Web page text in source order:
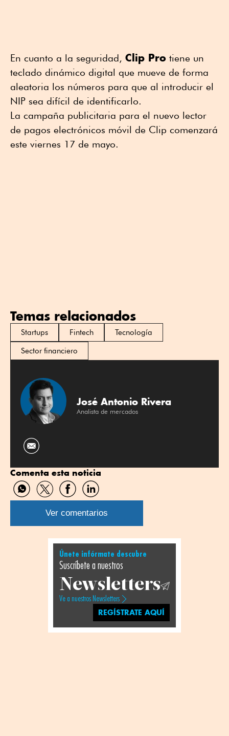
En cuanto a la seguridad, Clip Pro tiene un
teclado dinámico digital que mueve de forma
aleatoria los números para que al introducir el
NIP sea difícil de identificarlo.
La campaña publicitaria para el nuevo lector
de pagos electrónicos móvil de Clip comenzará
este viernes 17 de mayo.
Temas relacionados
Startups Fintech
Tecnología
Sector financiero
José Antonio Rivera
Analista de mercados
Comenta esta noticia
Compartir
por
WhatsApp
Compartir
por
Twitter
Compartir
por
Facebook
Compartir
por
Linkedin
Ver comentarios
Únete infórmate descubre
Suscríbete a nuestros
Newsletters
Ve a nuestros Newsletters
REGÍSTRATE AQUÍ